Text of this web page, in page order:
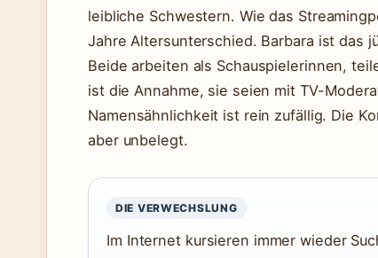
leibliche Schwestern. Wie das
Jahre Altersunterschied. Barbara ist das
Beide arbeiten als Schauspielerinnen,
ist die Annahme, sie seien mit TV-
Namensähnlichkeit ist rein zufällig. Die
aber unbelegt.
DIE VERWECHSLUNG
Im Internet kursieren immer wieder